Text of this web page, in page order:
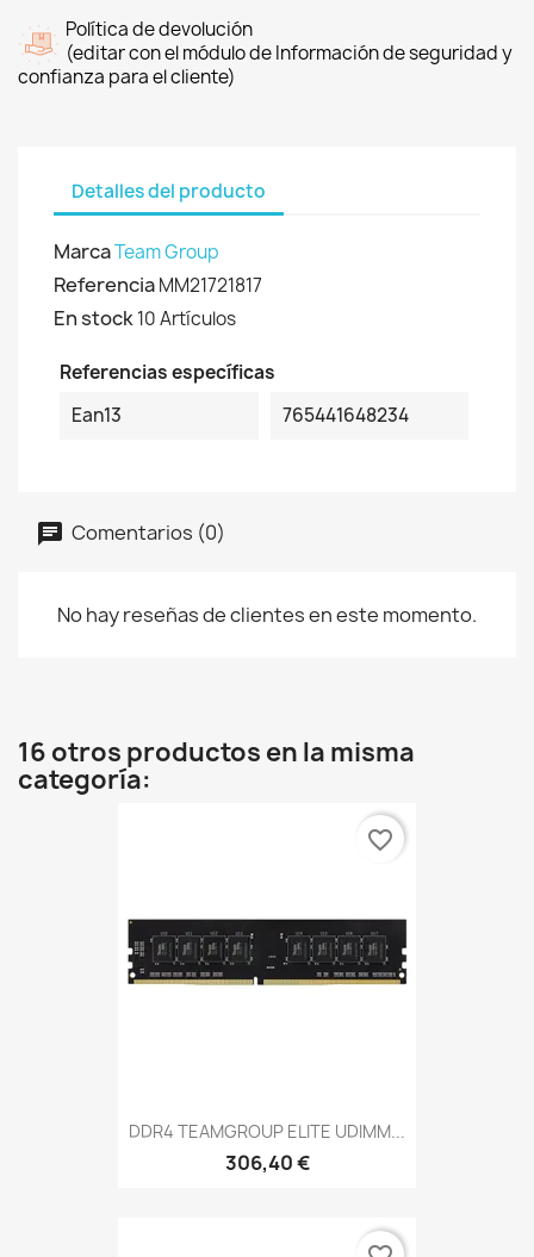
Política de devolución
(editar con el módulo de Información de seguridad y
confianza para el cliente)
Detalles del producto
MarcaTeam Group
ReferenciaMM21721817
En stock10 Artículos
Referencias específicas
Ean13
765441648234
Comentarios (0)
No hay reseñas de clientes en este momento.
16 otros productos en la misma
categoría:
DDR4 TEAMGROUP ELITE UDIMM...
306,40 €
favorite_border